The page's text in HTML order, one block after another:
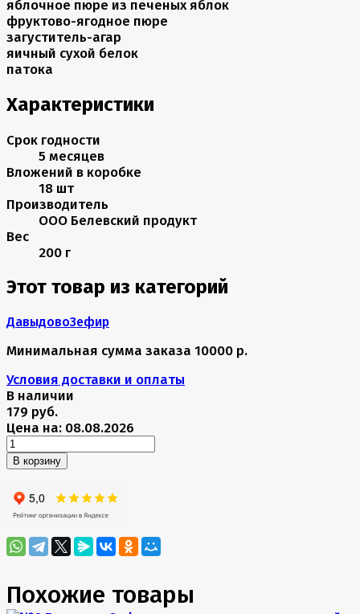
яблочное пюре из печеных яблок
фруктово-ягодное пюре
загуститель-агар
яичный сухой белок
патока
Характеристики
Срок годности
5 месяцев
Вложений в коробке
18 шт
Производитель
ООО Белевский продукт
Вес
200 г
Этот товар из категорий
ДавыдовоЗефир
Минимальная сумма заказа 10000 р.
Условия доставки и оплаты
В наличии
179 руб.
Цена на: 08.08.2026
В корзину
Похожие товары